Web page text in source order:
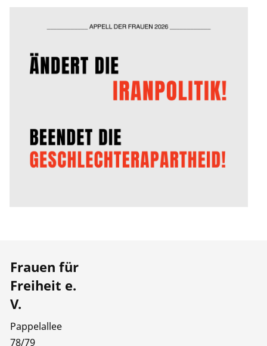
Frauen für
Freiheit e.
V.
Pappelallee
78/79